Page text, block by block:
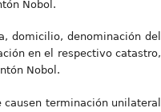
Nobol.
domicilio, denominación del
en el respectivo catastro,
Nobol.
terminación unilateral